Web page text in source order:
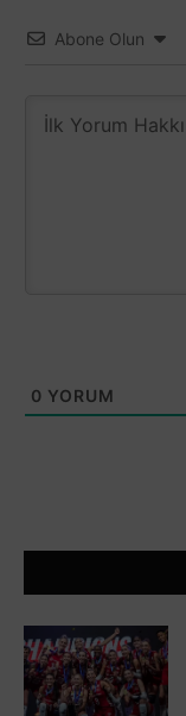
Abone Olun
0 YORUM